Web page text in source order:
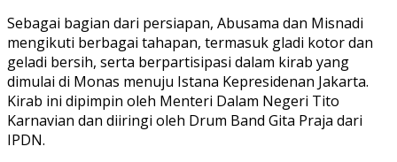
Sebagai bagian dari persiapan, Abusama dan Misnadi
mengikuti berbagai tahapan, termasuk gladi kotor dan
geladi bersih, serta berpartisipasi dalam kirab yang
dimulai di Monas menuju Istana Kepresidenan Jakarta.
Kirab ini dipimpin oleh Menteri Dalam Negeri Tito
Karnavian dan diiringi oleh Drum Band Gita Praja dari
IPDN.